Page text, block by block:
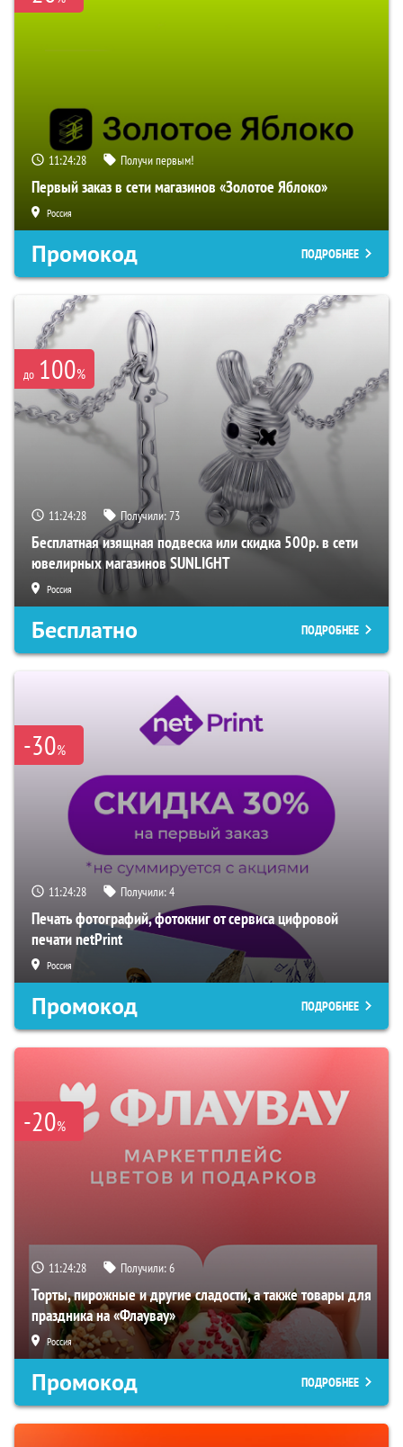
11:24:27 Получи первым!
Первый заказ в сети магазинов «Золотое Яблоко»
Россия
Промокод ПОДРОБНЕЕ
до 100%
11:24:27 Получили:73
Бесплатная изящная подвеска или скидка 500р. в сети
ювелирных магазинов SUNLIGHT
Россия
Бесплатно ПОДРОБНЕЕ
-30%
11:24:27 Получили:4
Печать фотографий, фотокниг от сервиса цифровой
печати netPrint
Россия
Промокод ПОДРОБНЕЕ
-20%
11:24:27 Получили:6
Торты, пирожные и другие сладости, а также товары для
праздника на «Флаувау»
Россия
Промокод ПОДРОБНЕЕ